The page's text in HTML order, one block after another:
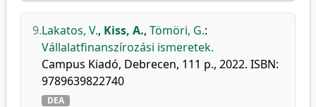
9.Lakatos, V., Kiss, A., Tömöri, G.:
Vállalatfinanszírozási ismeretek.
Campus Kiadó, Debrecen, 111 p., 2022. ISBN:
9789639822740
DEA